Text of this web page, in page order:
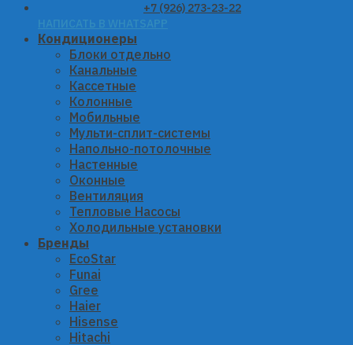
+7 (926) 273-23-22
НАПИСАТЬ В WHATSAPP
Кондиционеры
Блоки отдельно
Канальные
Кассетные
Колонные
Мобильные
Мульти-сплит-системы
Напольно-потолочные
Настенные
Оконные
Вентиляция
Тепловые Насосы
Холодильные установки
Бренды
EcoStar
Funai
Gree
Haier
Hisense
Hitachi